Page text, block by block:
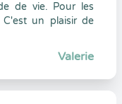
de vie. Pour les
un plaisir de
Valerie